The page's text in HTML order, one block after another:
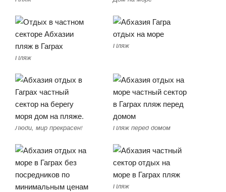
Пляж
Пляж
Люди, мир прекрасен! Пляж перед домом
Пляж